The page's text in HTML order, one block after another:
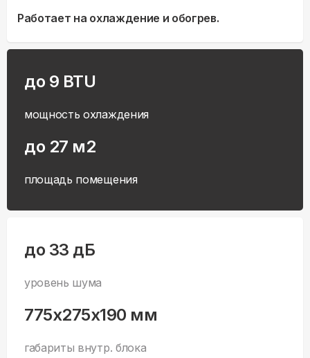
Работает на охлаждение и обогрев.
до 9 BTU
мощность охлаждения
до 27 м2
площадь помещения
до 33 дБ
уровень шума
775x275x190 мм
габариты внутр. блока